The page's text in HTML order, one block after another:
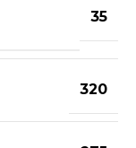
35
320